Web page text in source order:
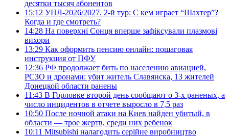
десятки тысяч абонентов
15:12 УПЛ-2026/2027. 2-й тур: С кем играет “Шахтер”?
Когда и где смотреть?
14:28 На поверхні Сонця вперше зафіксували плазмові
вихори
13:29 Как оформить пенсию онлайн: пошаговая
инструкция от ПФУ
12:36 РФ продолжает бить по населению авиацией,
РСЗО и дронами: убит житель Славянска, 13 жителей
Донецкой области ранены
11:43 В Горловке второй день сообщают о 3-х раненых, а
число инцидентов в отчете выросло в 7,5 раз
10:50 После ночной атаки на Киев найден убитый, в
области — трое жертв, среди них ребенок
10:11 Mitsubishi налагодить серійне виробництво